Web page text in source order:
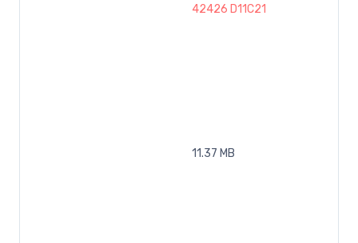
42426 D11C21
11.37 MB